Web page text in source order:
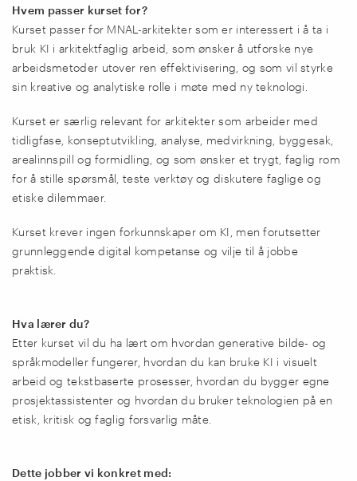
Hvem passer kurset for?
Kurset passer for MNAL-arkitekter som er interessert i å ta i
bruk KI i arkitektfaglig arbeid, som ønsker å utforske nye
arbeidsmetoder utover ren effektivisering, og som vil styrke
sin kreative og analytiske rolle i møte med ny teknologi.
Kurset er særlig relevant for arkitekter som arbeider med
tidligfase, konseptutvikling, analyse, medvirkning, byggesak,
arealinnspill og formidling, og som ønsker et trygt, faglig rom
for å stille spørsmål, teste verktøy og diskutere faglige og
etiske dilemmaer.
Kurset krever ingen forkunnskaper om KI, men forutsetter
grunnleggende digital kompetanse og vilje til å jobbe
praktisk.
Hva lærer du?
Etter kurset vil du ha lært om hvordan generative bilde- og
språkmodeller fungerer, hvordan du kan bruke KI i visuelt
arbeid og tekstbaserte prosesser, hvordan du bygger egne
prosjektassistenter og hvordan du bruker teknologien på en
etisk, kritisk og faglig forsvarlig måte.
Dette jobber vi konkret med: